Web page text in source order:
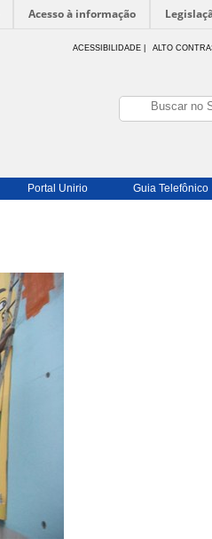
Acesso à informação
ACESSIBILIDADE ALTO
Portal Unirio Guia Telefônico